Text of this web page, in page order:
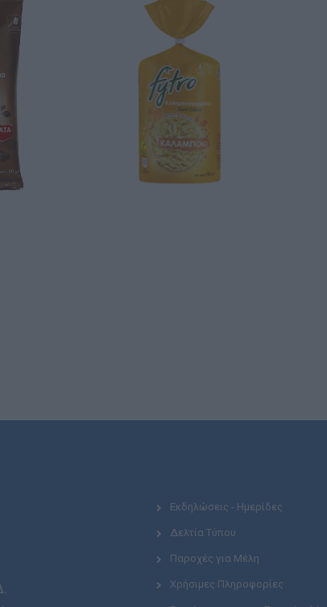
Εκδηλώσεις - Ημερίδες
Δελτία Τύπου
Παροχές για Μέλη
Χρήσιμες Πληροφορίες